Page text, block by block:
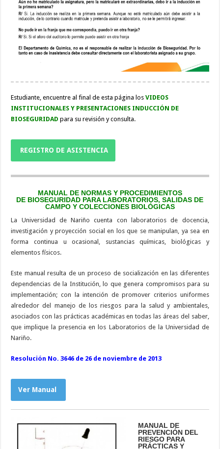
Estudiante, encuentre al final de esta página losVIDEOS
INSTITUCIONALES Y PRESENTACIONES INDUCCIÓN DE
BIOSEGURIDADpara su revisión y consulta.
REGISTRO DE ASISTENCIA
MANUAL DE NORMAS Y PROCEDIMIENTOS
DE BIOSEGURIDAD PARA LABORATORIOS, SALIDAS DE
CAMPO Y COLECCIONES BIOLÓGICAS
La Universidad de Nariño cuenta con laboratorios de docencia,
investigación y proyección social en los que se manipulan, ya sea en
forma continua u ocasional, sustancias químicas, biológicas y
elementos físicos.
Este manual resulta de un proceso de socialización en las diferentes
dependencias de la Institución, lo que genera compromisos para su
implementación; con la intención de promover criterios uniformes
alrededor del manejo de los riesgos para la salud y ambientales,
asociados con las prácticas académicas en todas las áreas del saber,
que implique la presencia en los Laboratorios de la Universidad de
Nariño.
Resolución No. 3646 de 26 de noviembre de 2013
Ver Manual
MANUAL DE
PREVENCIÓN DEL
RIESGO PARA
PRÁCTICAS Y